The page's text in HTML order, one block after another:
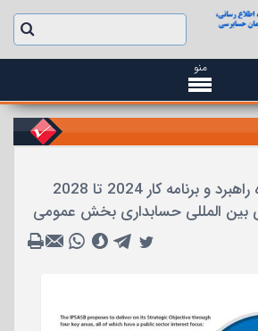
منو
مشورتخواهی درباره راهبرد و برنامه کار 2024 تا 2028
بین المللی حسابداری بخش عمومی